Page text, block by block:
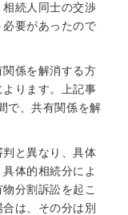
続人同士の交渉
要があったので
係を解消する方
ります。上記事
で、共有関係を解
と異なり、具体
体的相続分によ
分割訴訟を起こ
は、その分は別